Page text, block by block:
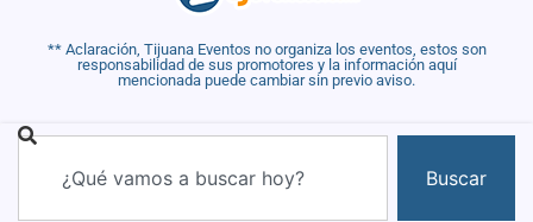
** Aclaración, Tijuana Eventos no organiza los eventos, estos son
responsabilidad de sus promotores y la información aquí
mencionada puede cambiar sin previo aviso.
Buscar